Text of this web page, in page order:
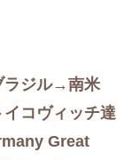
ラジル→南米
コヴィッチ達
Great